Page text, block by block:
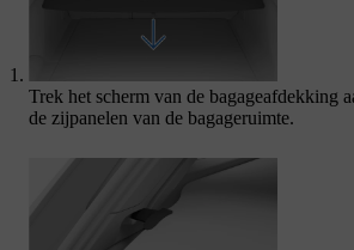
Trek het scherm van de bagageafdekking
de zijpanelen van de bagageruimte.